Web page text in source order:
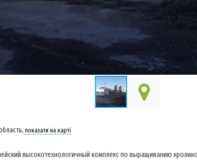
показати на карті
высокотехнологичный комплекс по выращиванию